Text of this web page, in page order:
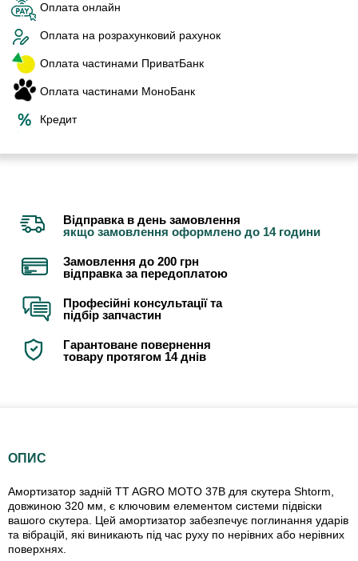
Оплата онлайн
Оплата на розрахунковий рахунок
Оплата частинами ПриватБанк
Оплата частинами МоноБанк
Кредит
Відправка в день замовлення
якщо замовлення оформлено до 14 години
Замовлення до 200 грн
відправка за передоплатою
Професійні консультації та
підбір запчастин
Гарантоване повернення
товару протягом 14 днів
ОПИС
Амортизатор задній TT AGRO MOTO 37B для скутера Shtorm,
довжиною 320 мм, є ключовим елементом системи підвіски
вашого скутера. Цей амортизатор забезпечує поглинання ударів
та вібрацій, які виникають під час руху по нерівних або нерівних
поверхнях.